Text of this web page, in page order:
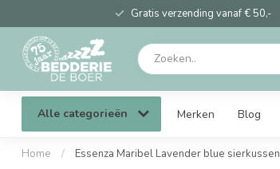
Gratis verzending vanaf € 50,-
Alle categorieën Merken Blog
Home / Essenza Maribel Lavender blue sierkussen